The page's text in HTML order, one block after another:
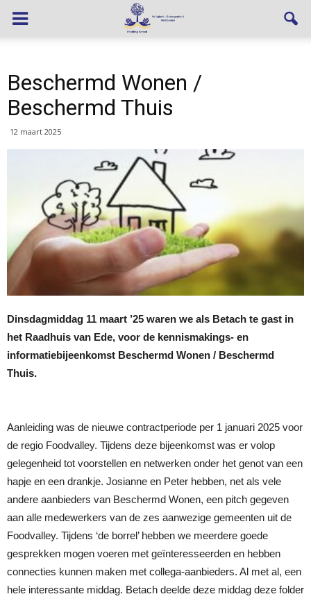
Beschermd Wonen /
Beschermd Thuis
12 maart 2025
Dinsdagmiddag 11 maart ’25 waren we als Betach te gast in
het Raadhuis van Ede, voor de kennismakings- en
informatiebijeenkomst Beschermd Wonen / Beschermd
Thuis.
Aanleiding was de nieuwe contractperiode per 1 januari 2025 voor
de regio Foodvalley. Tijdens deze bijeenkomst was er volop
gelegenheid tot voorstellen en netwerken onder het genot van een
hapje en een drankje. Josianne en Peter hebben, net als vele
andere aanbieders van Beschermd Wonen, een pitch gegeven
aan alle medewerkers van de zes aanwezige gemeenten uit de
Foodvalley. Tijdens ‘de borrel’ hebben we meerdere goede
gesprekken mogen voeren met geïnteresseerden en hebben
connecties kunnen maken met collega-aanbieders. Al met al, een
hele interessante middag. Betach deelde deze middag deze folder